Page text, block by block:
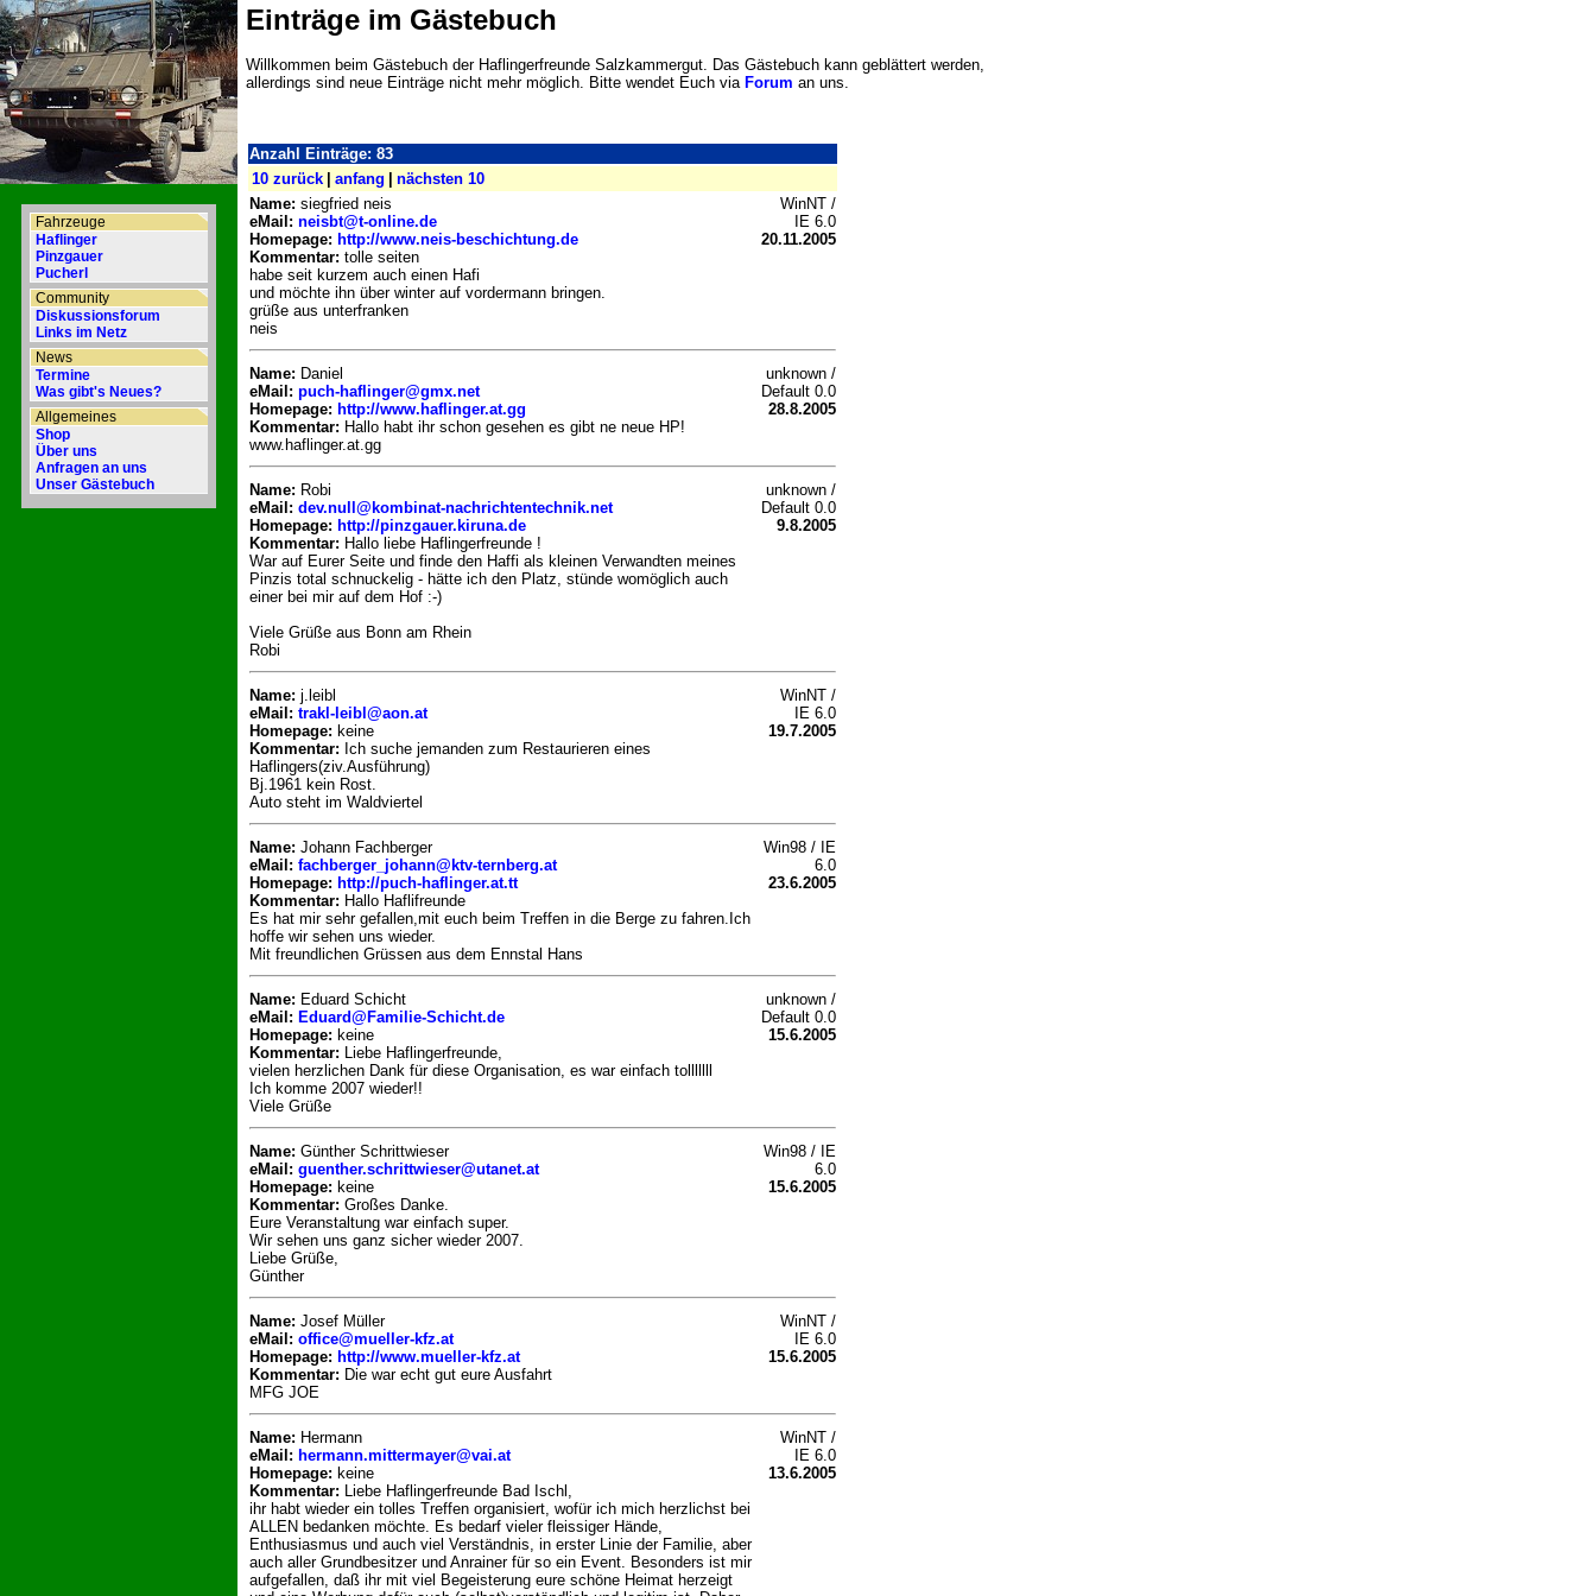
Fahrzeuge
Haflinger
Pinzgauer
Pucherl
Community
Diskussionsforum
Links im Netz
News
Termine
Was gibt's Neues?
Allgemeines
Shop
Über uns
Anfragen an uns
Unser Gästebuch
Einträge im Gästebuch
Willkommen beim Gästebuch der Haflingerfreunde Salzkammergut. Das Gästebuch kann geblättert werden,
allerdings sind neue Einträge nicht mehr möglich. Bitte wendet Euch via Forum an uns.
Anzahl Einträge: 83
10 zurück | anfang | nächsten 10
Name: siegfried neis
eMail: neisbt@t-online.de
Homepage: http://www.neis-beschichtung.de
Kommentar: tolle seiten
habe seit kurzem auch einen Hafi
und möchte ihn über winter auf vordermann bringen.
grüße aus unterfranken
neis
WinNT /
IE 6.0
20.11.2005
Name: Daniel
eMail: puch-haflinger@gmx.net
Homepage: http://www.haflinger.at.gg
Kommentar: Hallo habt ihr schon gesehen es gibt ne neue HP!
www.haflinger.at.gg
unknown /
Default 0.0
28.8.2005
Name: Robi
eMail: dev.null@kombinat-nachrichtentechnik.net
Homepage: http://pinzgauer.kiruna.de
Kommentar: Hallo liebe Haflingerfreunde !
War auf Eurer Seite und finde den Haffi als kleinen Verwandten meines
Pinzis total schnuckelig - hätte ich den Platz, stünde womöglich auch
einer bei mir auf dem Hof :-)
Viele Grüße aus Bonn am Rhein
Robi
unknown /
Default 0.0
9.8.2005
Name: j.leibl
eMail: trakl-leibl@aon.at
Homepage: keine
Kommentar: Ich suche jemanden zum Restaurieren eines
Haflingers(ziv.Ausführung)
Bj.1961 kein Rost.
Auto steht im Waldviertel
WinNT /
IE 6.0
19.7.2005
Name: Johann Fachberger
eMail: fachberger_johann@ktv-ternberg.at
Homepage: http://puch-haflinger.at.tt
Kommentar: Hallo Haflifreunde
Es hat mir sehr gefallen,mit euch beim Treffen in die Berge zu fahren.Ich
hoffe wir sehen uns wieder.
Mit freundlichen Grüssen aus dem Ennstal Hans
Win98 / IE
6.0
23.6.2005
Name: Eduard Schicht
eMail: Eduard@Familie-Schicht.de
Homepage: keine
Kommentar: Liebe Haflingerfreunde,
vielen herzlichen Dank für diese Organisation, es war einfach tolllllll
Ich komme 2007 wieder!!
Viele Grüße
unknown /
Default 0.0
15.6.2005
Name: Günther Schrittwieser
eMail: guenther.schrittwieser@utanet.at
Homepage: keine
Kommentar: Großes Danke.
Eure Veranstaltung war einfach super.
Wir sehen uns ganz sicher wieder 2007.
Liebe Grüße,
Günther
Win98 / IE
6.0
15.6.2005
Name: Josef Müller
eMail: office@mueller-kfz.at
Homepage: http://www.mueller-kfz.at
Kommentar: Die war echt gut eure Ausfahrt
MFG JOE
WinNT /
IE 6.0
15.6.2005
Name: Hermann
eMail: hermann.mittermayer@vai.at
Homepage: keine
Kommentar: Liebe Haflingerfreunde Bad Ischl,
ihr habt wieder ein tolles Treffen organisiert, wofür ich mich herzlichst bei
ALLEN bedanken möchte. Es bedarf vieler fleissiger Hände,
Enthusiasmus und auch viel Verständnis, in erster Linie der Familie, aber
auch aller Grundbesitzer und Anrainer für so ein Event. Besonders ist mir
aufgefallen, daß ihr mit viel Begeisterung eure schöne Heimat herzeigt
WinNT /
IE 6.0
13.6.2005